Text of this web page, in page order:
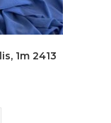
1m 2413